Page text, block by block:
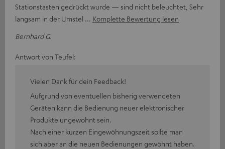
Stationstasten gedrückt wurde — sind nicht beleuchtet, Sehr
langsam in der Umstel
Komplette Bewertung lesen
Bernhard G.
Antwort von Teufel:
Vielen Dank für dein Feedback!
Aufgrund von eventuellen bisherig verwendeten
Geräten kann die Bedienung neuer elektronischer
Produkte ungewohnt sein.
Nach einer kurzen Eingewöhnungszeit sollte man
sich aber an die neuen Bedienungen gewöhnt haben.